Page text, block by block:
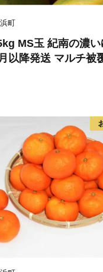
町
MS玉 紀南の濃
以降発送 マルチ被